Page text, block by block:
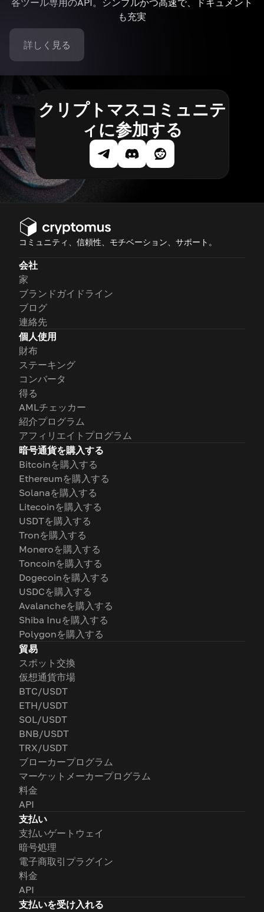
各ツール専用のAPI。シンプルかつ高速で、ドキュメント
も充実
詳しく見る
クリプトマスコミュニテ
ィに参加する
コミュニティ、信頼性、モチベーション、サポート。
会社
家
ブランドガイドライン
ブログ
連絡先
個人使用
財布
ステーキング
コンバータ
得る
AMLチェッカー
紹介プログラム
アフィリエイトプログラム
暗号通貨を購入する
Bitcoinを購入する
Ethereumを購入する
Solanaを購入する
Litecoinを購入する
USDTを購入する
Tronを購入する
Moneroを購入する
Toncoinを購入する
Dogecoinを購入する
USDCを購入する
Avalancheを購入する
Shiba Inuを購入する
Polygonを購入する
貿易
スポット交換
仮想通貨市場
BTC/USDT
ETH/USDT
SOL/USDT
BNB/USDT
TRX/USDT
ブローカープログラム
マーケットメーカープログラム
料金
API
支払い
支払いゲートウェイ
暗号処理
電子商取引プラグイン
料金
API
支払いを受け入れる